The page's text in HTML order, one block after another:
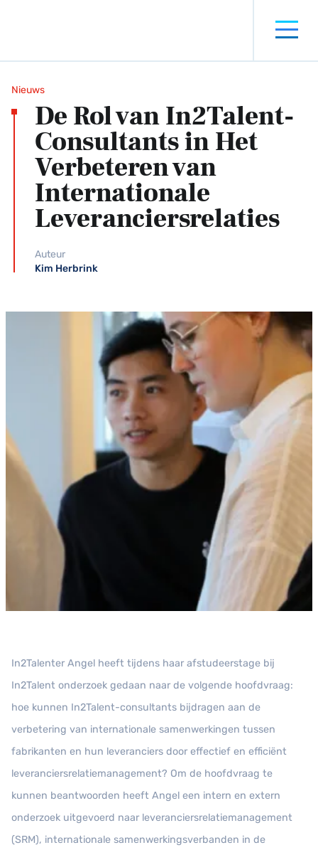
Nieuws
De Rol van In2Talent-
Consultants in Het
Verbeteren van
Internationale
Leveranciersrelaties
Auteur
Kim Herbrink
In2Talenter Angel heeft tijdens haar afstudeerstage bij
In2Talent onderzoek gedaan naar de volgende hoofdvraag:
hoe kunnen In2Talent-consultants bijdragen aan de
verbetering van internationale samenwerkingen tussen
fabrikanten en hun leveranciers door effectief en efficiënt
leveranciersrelatiemanagement? Om de hoofdvraag te
kunnen beantwoorden heeft Angel een intern en extern
onderzoek uitgevoerd naar leveranciersrelatiemanagement
(SRM), internationale samenwerkingsverbanden in de